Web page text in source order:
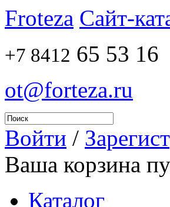
Froteza Сайт-
+7 8412 65 53 16
ot@forteza.ru
Войти /
Ваша корзина
Каталог